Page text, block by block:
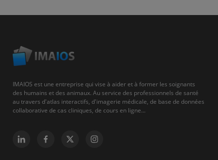
IMAIOS est une entreprise qui vise à aider et à former les soignants
des humains et des animaux. Au service des professionnels de santé
au travers d'atlas interactifs, d'imagerie médicale, de base de données
collaborative de cas cliniques, de cours en ligne...